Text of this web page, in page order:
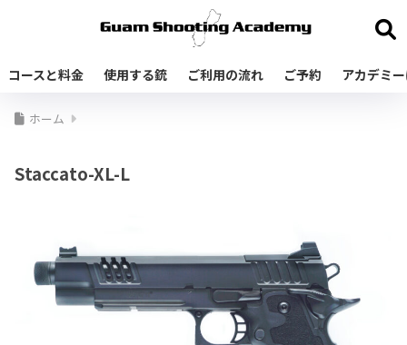
コースと料金 使用する銃 ご利用の流れ ご予約 アカデミ
ホーム
Staccato-XL-L